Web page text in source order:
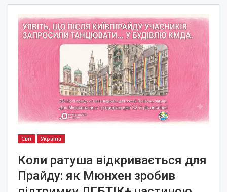
Світ Україна
Коли ратуша відкривається для
Прайду: як Мюнхен зробив